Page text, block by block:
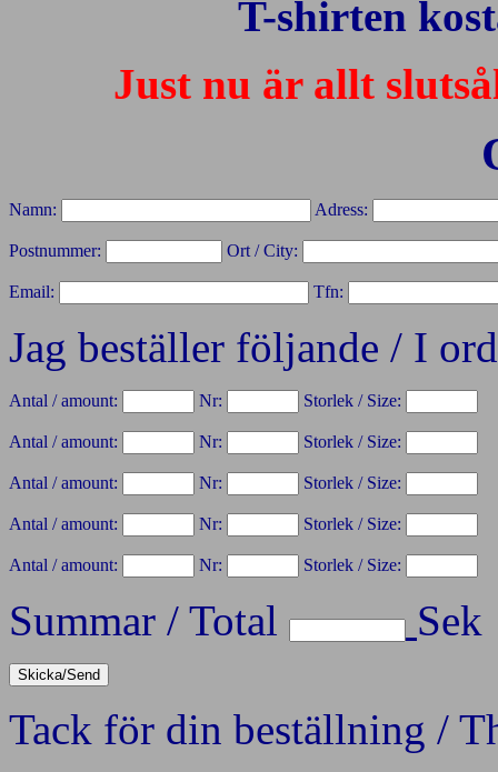
T-shirten
Just nu är allt
Namn: Adress:
Postnummer: Ort / City:
Email: Tfn:
Jag beställer följande / I
Antal / amount: Nr: Storlek / Size:
Antal / amount: Nr: Storlek / Size:
Antal / amount: Nr: Storlek / Size:
Antal / amount: Nr: Storlek / Size:
Antal / amount: Nr: Storlek / Size:
Summar / Total Sek
Tack för din beställning /